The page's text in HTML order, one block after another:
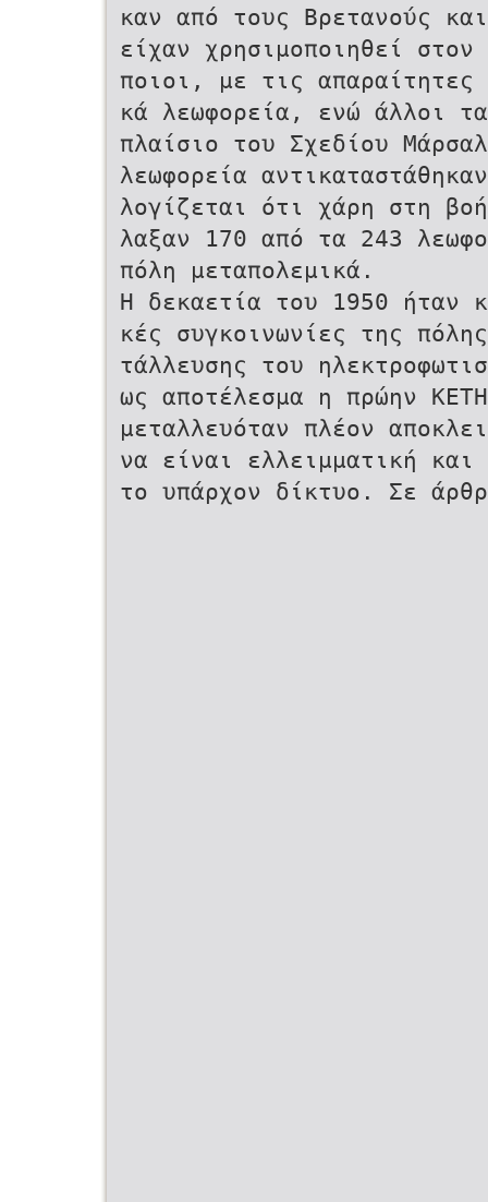
καν από τους Βρετανούς
είχαν χρησιμοποιηθεί
ποιοι, με τις
κά λεωφορεία, ενώ άλλοι
πλαίσιο του Σχεδίου
λεωφορεία
λογίζεται ότι χάρη στη
λαξαν 170 από τα 243
πόλη μεταπολεμικά.
Η δεκαετία του 1950 ήταν
κές συγκοινωνίες της
τάλλευσης του
ως αποτέλεσμα η πρώην
μεταλλευόταν πλέον
να είναι ελλειμματική
το υπάρχον δίκτυο. Σε